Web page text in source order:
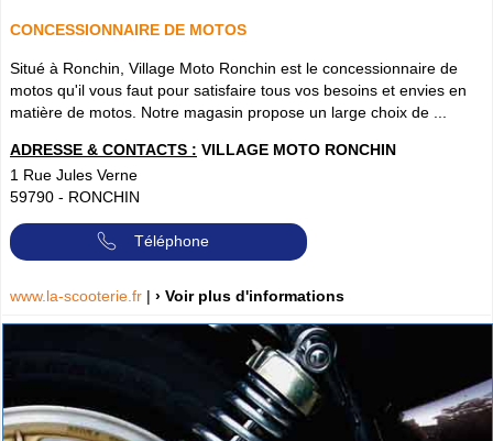
CONCESSIONNAIRE DE MOTOS
Situé à Ronchin, Village Moto Ronchin est le concessionnaire de
motos qu'il vous faut pour satisfaire tous vos besoins et envies en
matière de motos. Notre magasin propose un large choix de ...
ADRESSE & CONTACTS : VILLAGE MOTO RONCHIN
1 Rue Jules Verne
59790 - RONCHIN
Téléphone
www.la-scooterie.fr | › Voir plus d'informations